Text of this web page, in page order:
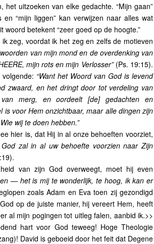
uitzoeken van elke gedachte. “Mijn gaan”
“mijn liggen” kan verwijzen naar alles wat
woord betekent “zeer goed op de hoogte.”
zeg, voordat ik het zeg en zelfs de motieven
van mijn mond en de overdenking van
mijn rots en mijn Verlosser”(Ps. 19:15).
“Want het Woord van God is levend
zwaard, en het dringt door tot verdeling van
merg, en oordeelt [de] gedachten en
voor Hem onzichtbaar, maar alle dingen zijn
wij te doen hebben.”
hier is, dat Hij in al onze behoeften voorziet,
God zal in al uw behoefte voorzien naar Zijn
van zijn God overweegt, moet hij even
— het is mij te wonderlijk, te hoog, ik kan er
zoals Adam en Eva toen zij gezondigd
op de juiste manier, hij vereert Hem, heeft
al mijn pogingen tot uitleg falen, aanbid ik.>>
hart voor God teweeg! Hoge Theologie
David is geboeid door het feit dat Degene